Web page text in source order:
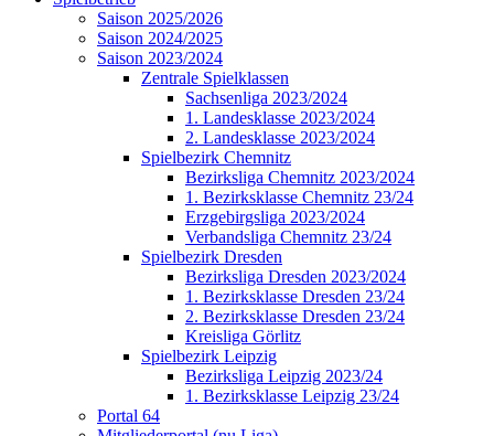
Saison 2025/2026
Saison 2024/2025
Saison 2023/2024
Zentrale Spielklassen
Sachsenliga 2023/2024
1. Landesklasse 2023/2024
2. Landesklasse 2023/2024
Spielbezirk Chemnitz
Bezirksliga Chemnitz 2023/2024
1. Bezirksklasse Chemnitz 23/24
Erzgebirgsliga 2023/2024
Verbandsliga Chemnitz 23/24
Spielbezirk Dresden
Bezirksliga Dresden 2023/2024
1. Bezirksklasse Dresden 23/24
2. Bezirksklasse Dresden 23/24
Kreisliga Görlitz
Spielbezirk Leipzig
Bezirksliga Leipzig 2023/24
1. Bezirksklasse Leipzig 23/24
Portal 64